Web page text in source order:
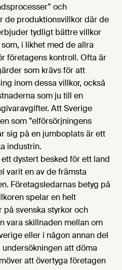
och
de produktionsvillkor där de
tydligt bättre villkor
i likhet med de allra
företagens kontroll. Ofta är
som krävs för att
inom dessa villkor, också
som ju till en
Att Sverige
som ”elförsörjningens
sig på en jumboplats är ett
industrin.
dystert besked för ett land
varit en av de främsta
Företagsledarnas betyg på
spelar en helt
svenska styrkor och
vara skillnaden mellan om
eller i någon annan del
att döma
att övertyga företagen